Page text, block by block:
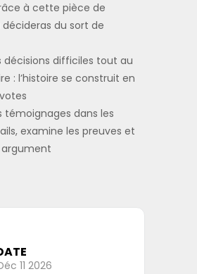
à cette pièce de
du sort de
décisions difficiles tout au
: l’histoire se construit en
témoignages dans les
examine les preuves et
11 2026